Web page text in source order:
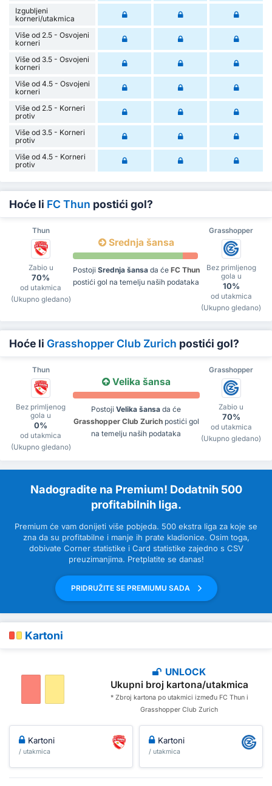
Izgubljeni
korneri/utakmica
Više od 2.5 - Osvojeni
korneri
Više od 3.5 - Osvojeni
korneri
Više od 4.5 - Osvojeni
korneri
Više od 2.5 - Korneri
protiv
Više od 3.5 - Korneri
protiv
Više od 4.5 - Korneri
protiv
Hoće li FC Thun postići gol?
Thun Grasshopper
Zabio u
70%
od utakmica
(Ukupno gledano)
Srednja šansa
Postoji Srednja šansada će FC Thun
postići gol na temelju naših podataka
Bez primljenog
gola u
10%
od utakmica
(Ukupno gledano)
Hoće li Grasshopper Club Zurich postići gol?
Thun Grasshopper
Bez primljenog
gola u
0%
od utakmica
(Ukupno gledano)
Velika šansa
Postoji Velika šansa da će
Grasshopper Club Zurichpostići gol
na temelju naših podataka
Zabio u
70%
od utakmica
(Ukupno gledano)
Nadogradite na Premium! Dodatnih 500
profitabilnih liga.
Premium će vam donijeti više pobjeda. 500 ekstra liga za koje se
zna da su profitabilne i manje ih prate kladionice. Osim toga,
dobivate Corner statistike i Card statistike zajedno s CSV
preuzimanjima. Pretplatite se danas!
PRIDRUŽITE SE PREMIUMU SADA
Kartoni
UNLOCK
Ukupni broj kartona/utakmica
* Zbroj kartona po utakmici između FC Thun i
Grasshopper Club Zurich
Kartoni
/ utakmica
Kartoni
/ utakmica